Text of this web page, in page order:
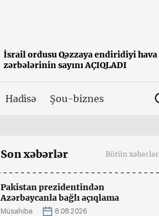
İsrail ordusu Qəzzaya endiridiyi hava
zərbələrinin sayını AÇIQLADI
Hadisə Şou-biznes
Son xəbərlər Bütün xəbərlər
Pakistan prezidentindən
Azərbaycanla bağlı açıqlama
Müsahibə 8.08.2026